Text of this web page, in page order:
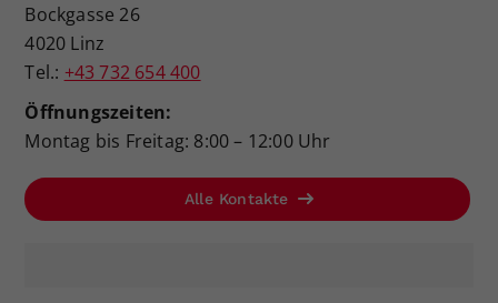
Bockgasse 26
4020 Linz
Tel.: +43 732 654 400
Öffnungszeiten:
Montag bis Freitag: 8:00 – 12:00 Uhr
Alle Kontakte